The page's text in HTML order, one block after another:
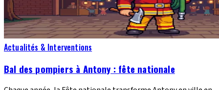
Actualités & Interventions
Bal des pompiers à Antony : fête nationale